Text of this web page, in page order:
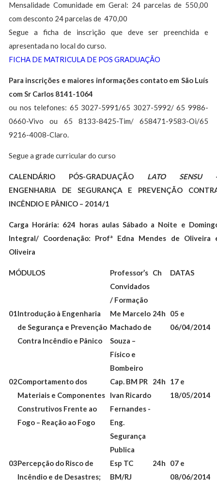
Mensalidade Comunidade em Geral: 24 parcelas de 550,00
com desconto 24 parcelas de 470,00
Segue a ficha de inscrição que deve ser preenchida e
apresentada no local do curso.
FICHA DE MATRICULA DE POS GRADUAÇÃO
Para inscrições e maiores informações contato em São Luís
com Sr Carlos 8141-1064
ou nos telefones: 65 3027-5991/65 3027-5992/ 65 9986-
0660-Vivo ou 65 8133-8425-Tim/ 658471-9583-Oi/65
9216-4008-Claro.
Segue a grade curricular do curso
CALENDÁRIO PÓS-GRADUAÇÃO LATO SENSU
ENGENHARIA DE SEGURANÇA E PREVENÇÃO
INCÊNDIO E PÂNICO – 2014/1
Carga Horária: 624 horas aulas Sábado a Noite e
Integral/ Coordenação: Profª Edna Mendes de Oliveira
Oliveira
MÓDULOS
Professor’s
Convidados
/ Formação
Ch DATAS
01Introdução à Engenharia
de Segurança e Prevenção
Contra Incêndio e Pânico
Me Marcelo
Machado de
Souza –
Físico e
Bombeiro
24h
05 e
06/04/2014
02Comportamento dos
Materiais e Componentes
Construtivos Frente ao
Fogo – Reação ao Fogo
Cap. BM PR
Ivan Ricardo
Fernandes -
Eng.
Segurança
Publica
24h
17 e
18/05/2014
03Percepção do Risco de
Incêndio e de Desastres;
Esp TC
BM/RJ
24h
07 e
08/06/2014